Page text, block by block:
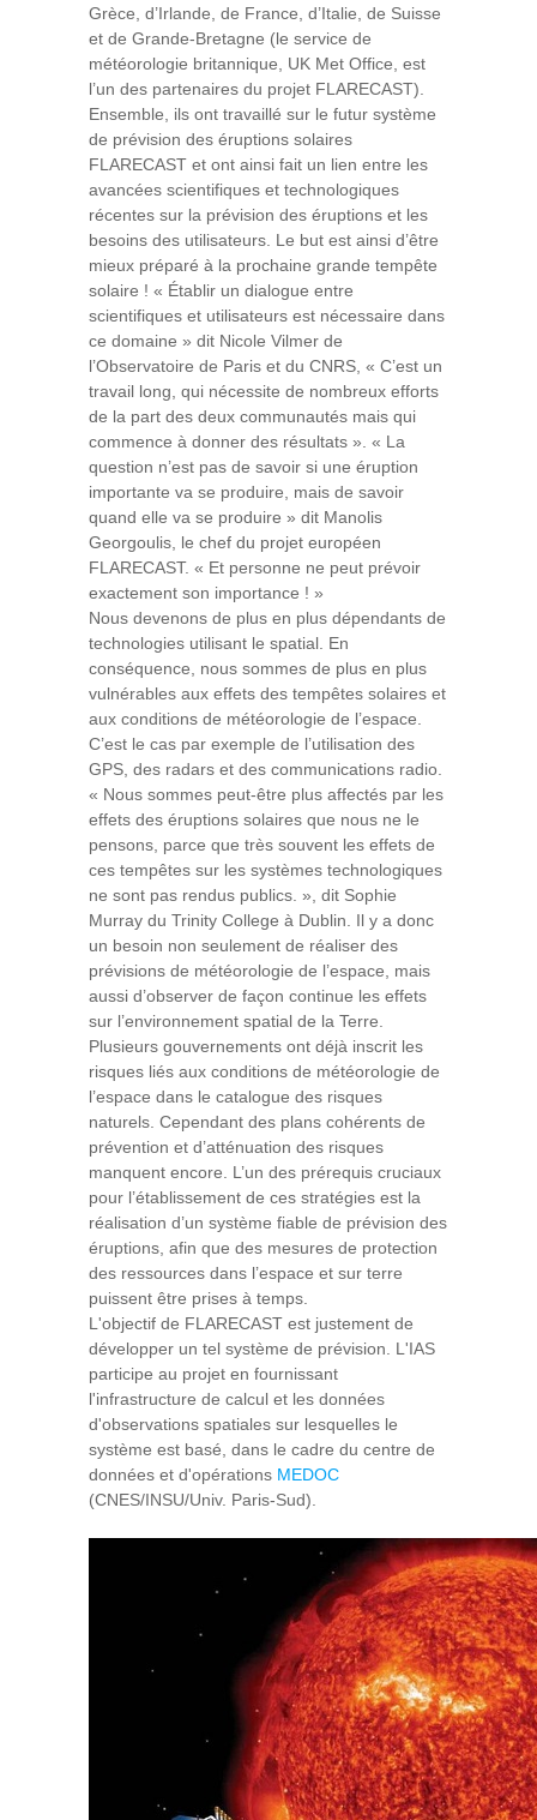
Grèce, d’Irlande, de France, d’Italie, de Suisse
et de Grande-Bretagne (le service de
météorologie britannique, UK Met Office, est
l’un des partenaires du projet FLARECAST).
Ensemble, ils ont travaillé sur le futur système
de prévision des éruptions solaires
FLARECAST et ont ainsi fait un lien entre les
avancées scientifiques et technologiques
récentes sur la prévision des éruptions et les
besoins des utilisateurs. Le but est ainsi d’être
mieux préparé à la prochaine grande tempête
solaire ! « Établir un dialogue entre
scientifiques et utilisateurs est nécessaire dans
ce domaine » dit Nicole Vilmer de
l’Observatoire de Paris et du CNRS, « C’est un
travail long, qui nécessite de nombreux efforts
de la part des deux communautés mais qui
commence à donner des résultats ». « La
question n’est pas de savoir si une éruption
importante va se produire, mais de savoir
quand elle va se produire » dit Manolis
Georgoulis, le chef du projet européen
FLARECAST. « Et personne ne peut prévoir
exactement son importance ! »
Nous devenons de plus en plus dépendants de
technologies utilisant le spatial. En
conséquence, nous sommes de plus en plus
vulnérables aux effets des tempêtes solaires et
aux conditions de météorologie de l’espace.
C’est le cas par exemple de l’utilisation des
GPS, des radars et des communications radio.
« Nous sommes peut-être plus affectés par les
effets des éruptions solaires que nous ne le
pensons, parce que très souvent les effets de
ces tempêtes sur les systèmes technologiques
ne sont pas rendus publics. », dit Sophie
Murray du Trinity College à Dublin. Il y a donc
un besoin non seulement de réaliser des
prévisions de météorologie de l’espace, mais
aussi d’observer de façon continue les effets
sur l’environnement spatial de la Terre.
Plusieurs gouvernements ont déjà inscrit les
risques liés aux conditions de météorologie de
l’espace dans le catalogue des risques
naturels. Cependant des plans cohérents de
prévention et d’atténuation des risques
manquent encore. L’un des prérequis cruciaux
pour l’établissement de ces stratégies est la
réalisation d’un système fiable de prévision des
éruptions, afin que des mesures de protection
des ressources dans l’espace et sur terre
puissent être prises à temps.
L'objectif de FLARECAST est justement de
développer un tel système de prévision. L'IAS
participe au projet en fournissant
l'infrastructure de calcul et les données
d'observations spatiales sur lesquelles le
système est basé, dans le cadre du centre de
données et d'opérations MEDOC
(CNES/INSU/Univ. Paris-Sud).